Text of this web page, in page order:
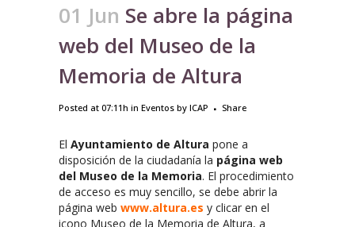
01 Jun Se abre la página
web del Museo de la
Memoria de Altura
Posted at 07:11h in Eventos by ICAP Share
El Ayuntamiento de Altura pone a
disposición de la ciudadanía la página web
del Museo de la Memoria. El procedimiento
de acceso es muy sencillo, se debe abrir la
página web www.altura.es y clicar en el
icono Museo de la Memoria de Altura, a